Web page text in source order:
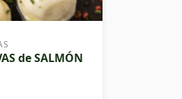
de SALMÓN